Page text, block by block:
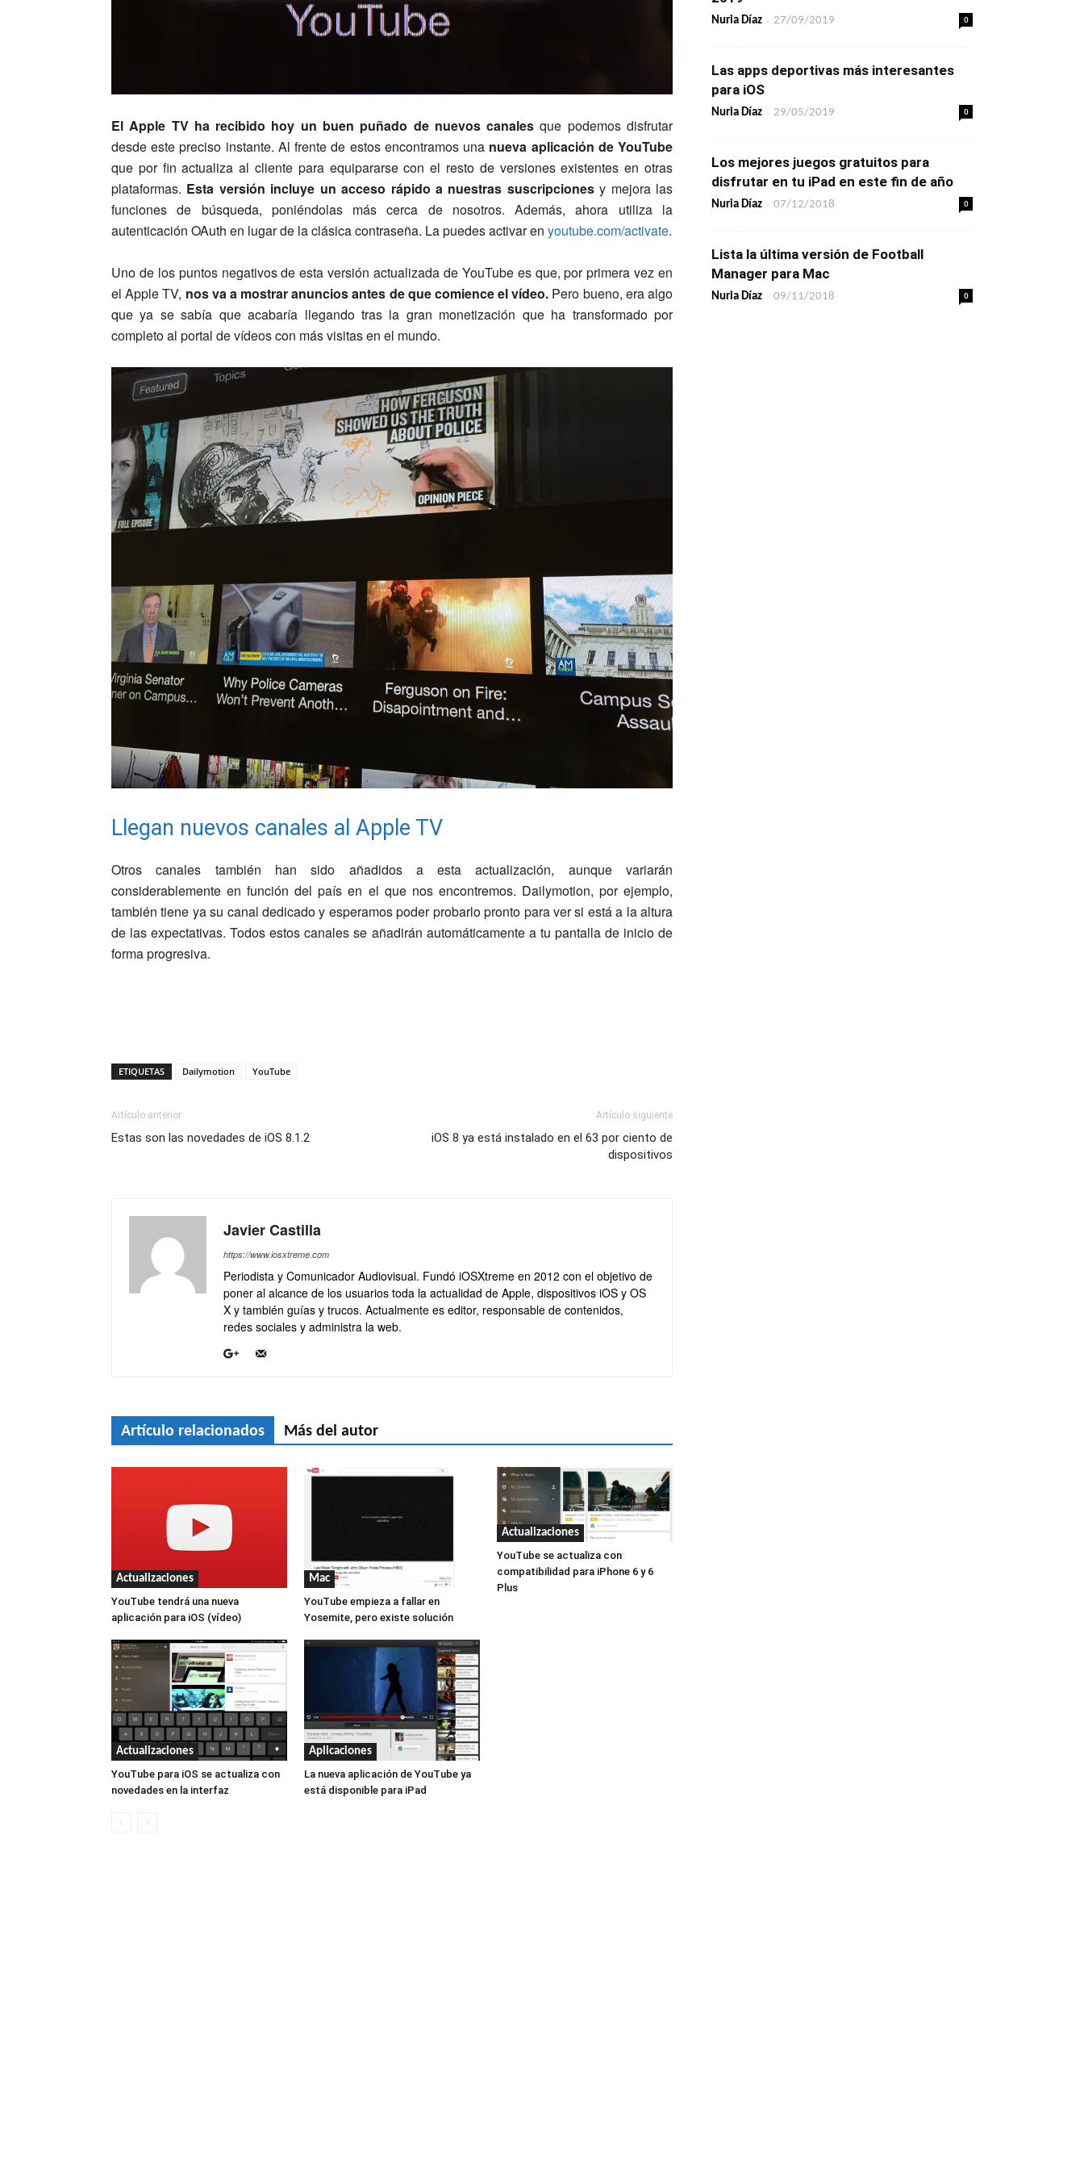
El Apple TV ha recibido hoy un buen puñado de nuevos canales que podemos disfrutar
desde este preciso instante. Al frente de estos encontramos una nueva aplicación de YouTube
que por fin actualiza al cliente para equipararse con el resto de versiones existentes en otras
plataformas. Esta versión incluye un acceso rápido a nuestras suscripcionesy mejora las
funciones de búsqueda, poniéndolas más cerca de nosotros. Además, ahora utiliza la
autenticación OAuth en lugar de la clásica contraseña. La puedes activar en youtube.com/activate.
Uno de los puntos negativos de esta versión actualizada de YouTube es que, por primera vez en
el Apple TV, nos va a mostrar anuncios antes de que comience el vídeo. Pero bueno, era algo
que ya se sabía que acabaría llegando tras la gran monetización que ha transformado por
completo al portal de vídeos con más visitas en el mundo.
Llegan nuevos canales al Apple TV
Otros canales también han sido añadidos a esta actualización, aunque variarán
considerablemente en función del país en el que nos encontremos. Dailymotion, por ejemplo,
también tiene ya su canal dedicado y esperamos poder probarlo pronto para ver si está a la altura
de las expectativas. Todos estos canales se añadirán automáticamente a tu pantalla de inicio de
forma progresiva.
ETIQUETAS Dailymotion YouTube
Artículo anterior
Estas son las novedades de iOS 8.1.2
Artículo siguiente
iOS 8 ya está instalado en el 63 por ciento de
dispositivos
Javier Castilla
https://www.iosxtreme.com
Periodista y Comunicador Audiovisual. Fundó iOSXtreme en 2012 con el objetivo de
poner al alcance de los usuarios toda la actualidad de Apple, dispositivos iOS y OS
X y también guías y trucos. Actualmente es editor, responsable de contenidos,
redes sociales y administra la web.
Artículo relacionados Más del autor
Actualizaciones
YouTube tendrá una nueva
aplicación para iOS (vídeo)
Mac
YouTube empieza a fallar en
Yosemite, pero existe solución
Actualizaciones
YouTube se actualiza con
compatibilidad para iPhone 6 y 6
Plus
Actualizaciones
YouTube para iOS se actualiza con
novedades en la interfaz
Aplicaciones
La nueva aplicación de YouTube ya
está disponible para iPad
Nuria Díaz - 27/09/2019 0
Las apps deportivas más interesantes
para iOS
Nuria Díaz - 29/05/2019 0
Los mejores juegos gratuitos para
disfrutar en tu iPad en este fin de año
Nuria Díaz - 07/12/2018 0
Lista la última versión de Football
Manager para Mac
Nuria Díaz - 09/11/2018 0